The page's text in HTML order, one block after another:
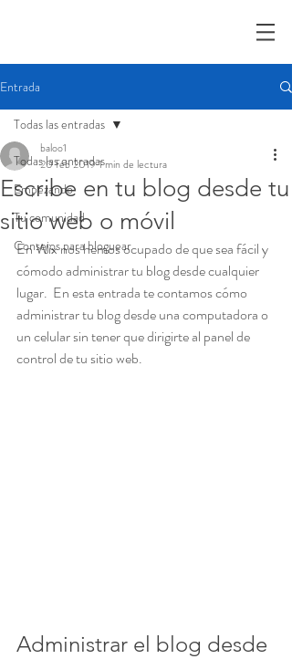
Entrada
Todas las entradas
Empezando
Tu comunidad
Consejos para bloguear
Todas las entradas
Escribe en tu blog desde tu
sitio web o móvil
baloo1
20 feb 20191 min de lectura
En Wix nos hemos ocupado de que sea fácil y
cómodo administrar tu blog desde cualquier
lugar.  En esta entrada te contamos cómo
administrar tu blog desde una computadora o
un celular sin tener que dirigirte al panel de
control de tu sitio web.
Administrar el blog desde